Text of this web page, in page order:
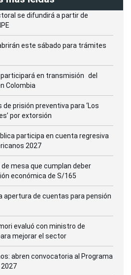
se difundirá a partir de
este sábado para trámites
participará en transmisión del
Colombia
de prisión preventiva para ‘Los
por extorsión
participa en cuenta regresiva
2027
de mesa que cumplan deber
económica de S/165
apertura de cuentas para pensión
evaluó con ministro de
mejorar el sector
abren convocatoria al Programa